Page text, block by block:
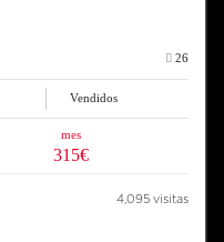
26
Vendidos
mes
315€
4,095 visitas